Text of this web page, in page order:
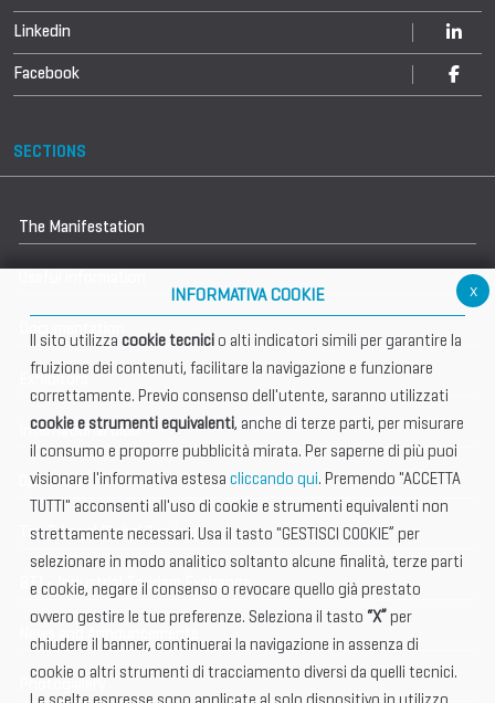
Linkedin
Facebook
SECTIONS
The Manifestation
Exhibitors
International Club
Open Hub
Tax & Legal Global Services
BTI - Industrial Tourism Exchange
News and Announcements
Photogallery
x
INFORMATIVA COOKIE
Il sito utilizza cookie tecnicio alti indicatori simili per garantire la
fruizione dei contenuti, facilitare la navigazione e funzionare
correttamente. Previo consenso dell'utente, saranno utilizzati
cookie e strumenti equivalenti, anche di terze parti, per misurare
il consumo e proporre pubblicità mirata. Per saperne di più puoi
visionare l'informativa estesa cliccando qui. Premendo "ACCETTA
TUTTI" acconsenti all'uso di cookie e strumenti equivalenti non
strettamente necessari. Usa il tasto "GESTISCI COOKIE” per
selezionare in modo analitico soltanto alcune finalità, terze parti
e cookie, negare il consenso o revocare quello già prestato
ovvero gestire le tue preferenze. Seleziona il tasto “X” per
chiudere il banner, continuerai la navigazione in assenza di
cookie o altri strumenti di tracciamento diversi da quelli tecnici.